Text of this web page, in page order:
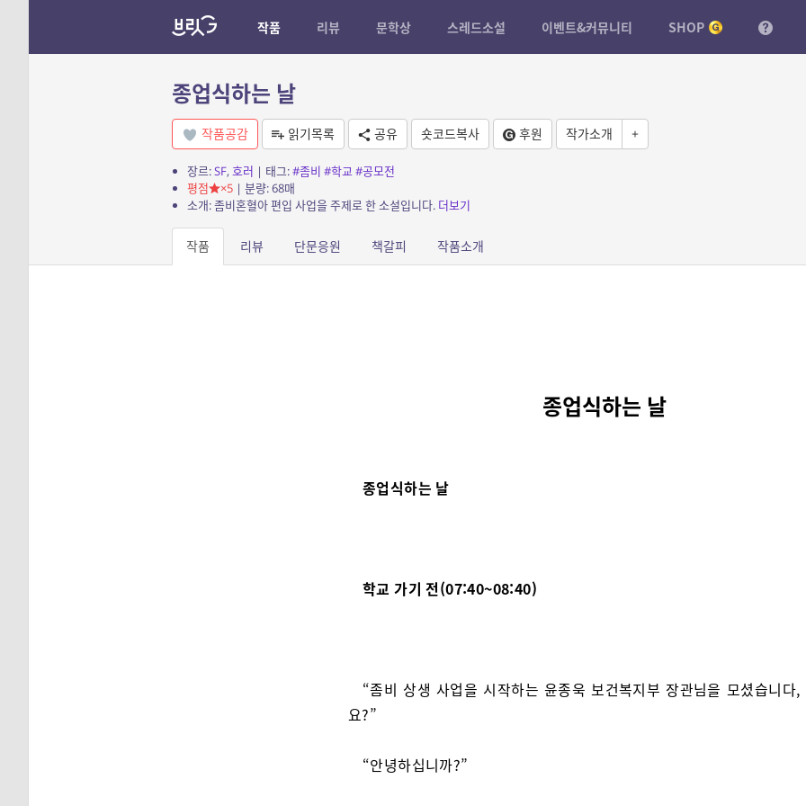
작품 리뷰 문학상 스레드소설 이벤트&커뮤니티 SHOP
종업식하는 날
작품공감 읽기목록 공유 숏코드복사 후원 작가소개 +
장르:SF, 호러 | 태그:#좀비 #학교#공모전
평점
×5| 분량: 68매
소개: 좀비혼혈아 편입 사업을 주제로 한 소설입니다. 더보기
작품 리뷰 단문응원 책갈피 작품소개
종업식하는 날
종업식하는 날
학교 가기 전(07:40~08:40)
“좀비 상생 사업을 시작하는 윤종욱 보건복지부 장관님을 모셨습니다,
요?”
“안녕하십니까?”